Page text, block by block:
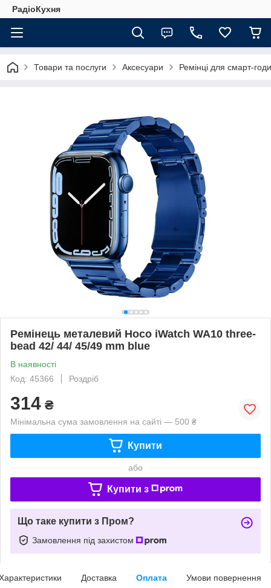
РадіоКухня
Товари та послуги Аксесуари Ремінці для смарт-
Ремінець металевий Hoco iWatch WA10 three-
bead 42/ 44/ 45/49 mm blue
В наявності
Код: 45366
Роздріб
314 ₴
Мінімальна сума замовлення на сайті — 500 ₴
Купити
або
Купити з
Що таке купити з Пром?
Замовлення під захистом
Доставка Оплата Умови повернення